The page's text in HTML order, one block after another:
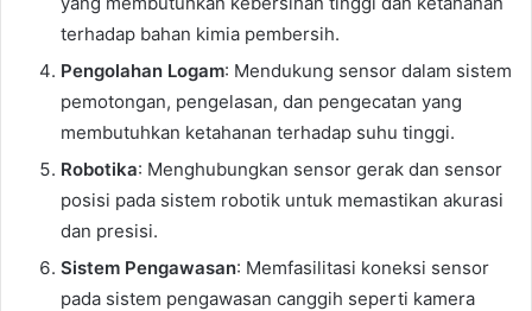
terhadap bahan kimia pembersih.
Pengolahan Logam: Mendukung sensor dalam sistem
pemotongan, pengelasan, dan pengecatan yang
membutuhkan ketahanan terhadap suhu tinggi.
Robotika: Menghubungkan sensor gerak dan sensor
posisi pada sistem robotik untuk memastikan akurasi
dan presisi.
Sistem Pengawasan: Memfasilitasi koneksi sensor
pada sistem pengawasan canggih seperti kamera